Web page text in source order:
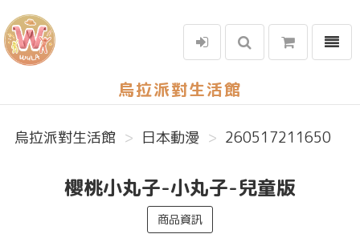
烏拉派對生活館
選單
烏拉派對生活館 日本動漫 260517211650
櫻桃小丸子-小丸子-兒童版
商品資訊